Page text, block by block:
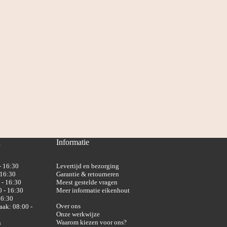
16:30
- 16:30
- 16:30
08:00 -
Informatie
Levertijd en bezorging
Garantie & retourneren
Meest gestelde vragen
Meer informatie eikenhout
Over ons
Onze werkwijze
Waarom kiezen voor ons?